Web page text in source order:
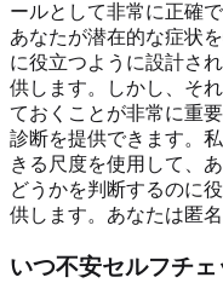
ールとして非常に正確
あなたが潜在的な症状
に役立つように設計さ
供します。しかし、そ
ておくことが非常に重
診断を提供できます。
きる尺度を使用して、
どうかを判断するのに
供します。あなたは匿
いつ不安セルフチ